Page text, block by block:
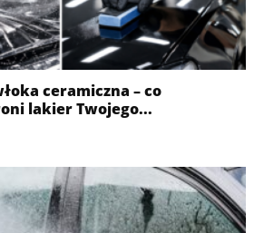
ceramiczna – co
lakier Twojego...